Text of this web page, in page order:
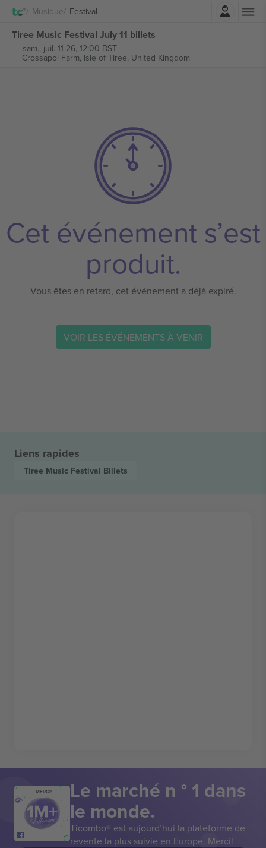
Musique Festival
Tiree Music Festival July 11 billets
sam., juil. 11 26, 12:00 BST
Crossapol Farm, Isle of Tiree, United Kingdom
Cet événement s’est
produit.
Vous êtes en retard, cet événement a déjà expiré.
VOIR LES ÉVÉNEMENTS À VENIR
Liens rapides
Tiree Music Festival Billets
MERCI! Le marché n ° 1 dans
le monde.
Ticombo® est aujourd’hui la plateforme de
revente la plus suivie en Europe. Merci!